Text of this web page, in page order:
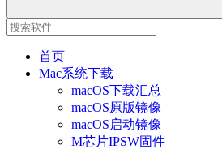
首页
Mac系统下载
macOS下载汇总
macOS原版镜像
macOS启动镜像
M芯片IPSW固件